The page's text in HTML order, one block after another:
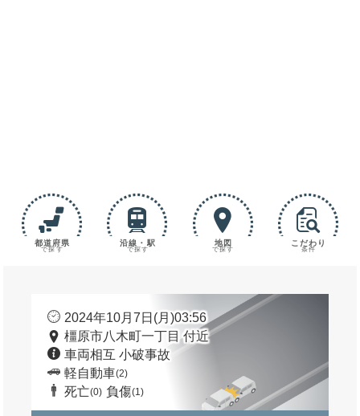
都道府県
で探す
沿線・駅
で探す
地図
で探す
こだわり
条件
2024年10月7日(月)03:56
橿原市八木町一丁目 付近
車両相互 小破事故
軽自動車(2)
死亡(0) 負傷(1)